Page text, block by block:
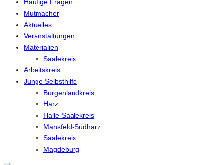
Häufige Fragen
Mutmacher
Aktuelles
Veranstaltungen
Materialien
Saalekreis
Arbeitskreis
Junge Selbsthilfe
Burgenlandkreis
Harz
Halle-Saalekreis
Mansfeld-Südharz
Saalekreis
Magdeburg